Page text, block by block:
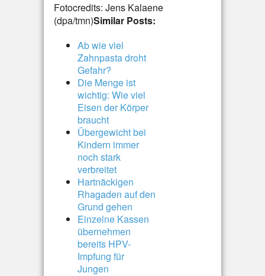
Fotocredits: Jens Kalaene
(dpa/tmn)Similar Posts:
Ab wie viel
Zahnpasta droht
Gefahr?
Die Menge ist
wichtig: Wie viel
Eisen der Körper
braucht
Übergewicht bei
Kindern immer
noch stark
verbreitet
Hartnäckigen
Rhagaden auf den
Grund gehen
Einzelne Kassen
übernehmen
bereits HPV-
Impfung für
Jungen